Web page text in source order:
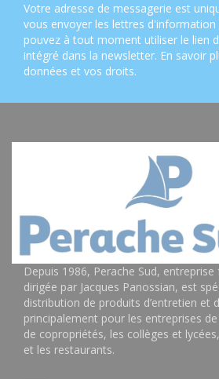
Votre adresse de messagerie est
vous envoyer les lettres d'information
pouvez à tout moment utiliser le lien
intégré dans la newsletter. En savoir
données et vos droits.
Depuis 1986, Perache Sud,
dirigée par Jacques Panossian, est
distribution de produits d’entretien et
principalement pour les entreprises
de copropriétés, les collèges et
et les restaurants.